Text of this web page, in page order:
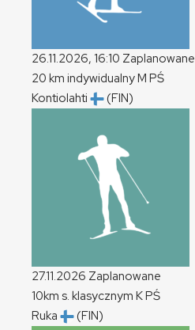
26.11.2026, 16:10 Zaplanowane
20 km indywidualnyM PŚ
Kontiolahti
(FIN)
27.11.2026 Zaplanowane
10km s. klasycznym KPŚ
Ruka
(FIN)